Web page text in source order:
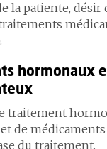
la patiente, désir
hormonaux
traitement
de
du traitement.